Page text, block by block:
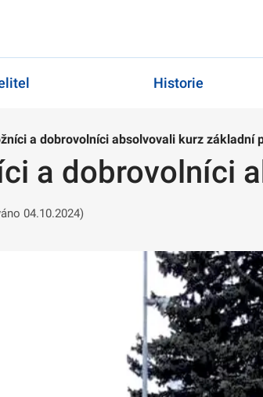
Historie
a dobrovolníci absolvovali kurz základní
a dobrovolníci
04.10.2024)